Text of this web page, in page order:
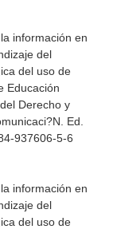
información en
del
del uso de
Educación
Derecho y
. Ed.
937606-5-6
información en
del
del uso de